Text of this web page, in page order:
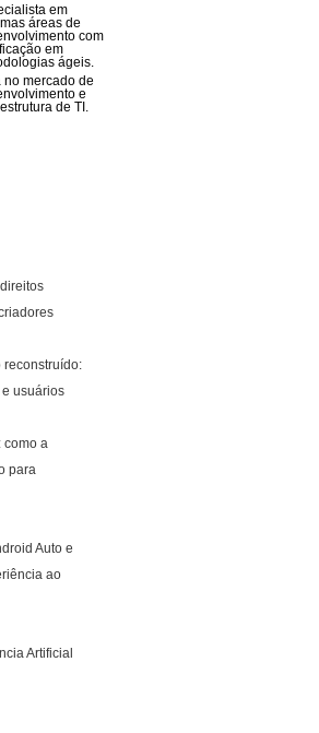
em
áreas de
com
em
ágeis.
no mercado de
e
de TI.
reconstruído:
usuários
como a
para
Auto e
ao
Artificial